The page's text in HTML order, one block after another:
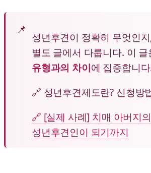
성년후견이 정확히 무엇인
별도 글에서 다룹니다. 이
유형과의 차이에 집중합니
🔗 성년후견제도란? 신청방
🔗 [실제 사례] 치매 아버지
성년후견인이 되기까지